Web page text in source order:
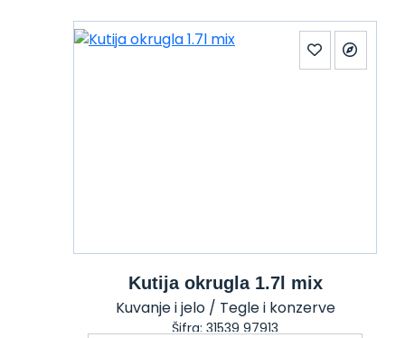
Kutija okrugla 1.7l mix
Kuvanje i jelo / Tegle i konzerve
Šifra: 31539 97913